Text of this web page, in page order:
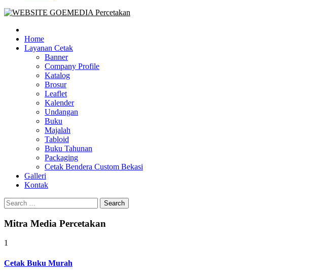
Goe Media Percetakan | 0822-4439-5599 (Call/WA)
0822-4439-5599 (Call/WA) Percetakan jasa cetak banner buku yasin invoice kartu nama label map
Home
Layanan Cetak
Banner
Company Profile
Katalog
Brosur
Leaflet
Kalender
Undangan
Buku
Majalah
Tabloid
Buku Tahunan
Packaging
Cetak Bendera Custom Bekasi
Galleri
Kontak
Search
for:
Mitra Media Percetakan
1
Cetak Buku Murah